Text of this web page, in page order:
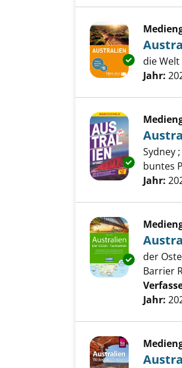
Exemplar-
die
Suche
Jahr:
Exemplar-
Sydney
buntes
Suche
Jahr:
Exemplar-
der
Barrier
Jahr: